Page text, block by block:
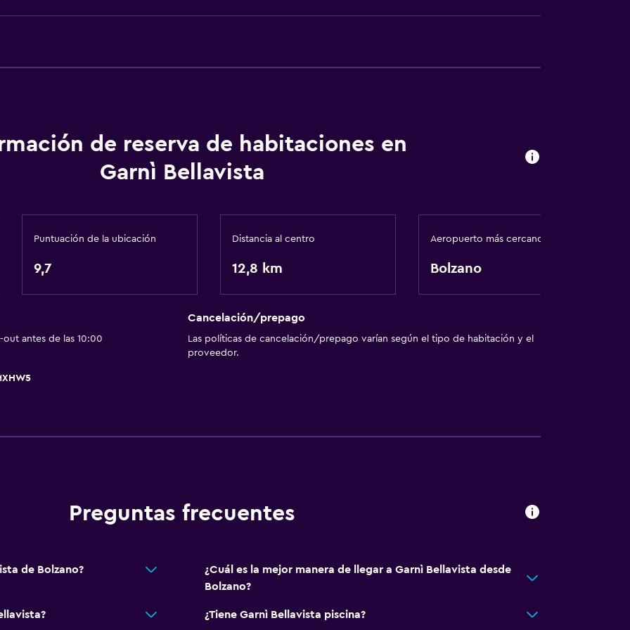
Baño
Secador de pelo
Aseo
Papel higiénico
Baño privado
Sistema de entretenimiento
Sala de estar/TV compartida
de reserva de habitaciones en
Garnì Bellavista
Puntuación de la ubicación
9,7
Distancia al centro
12,8 km
Aeropuerto más cercano
Bolzano
antes de las 10:00
Cancelación/prepago
Las políticas de cancelación/prepago varían según el tipo de habitación y el
proveedor.
Preguntas frecuentes
de Bolzano?
¿Cuál es la mejor manera de llegar a Garnì Bellavista desde
Bolzano?
¿Tiene Garnì Bellavista piscina?